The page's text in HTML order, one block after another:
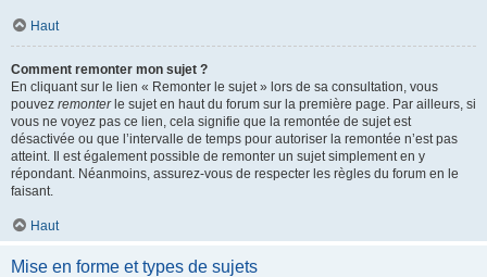
Haut
Comment remonter mon sujet ?
En cliquant sur le lien « Remonter le sujet » lors de sa consultation, vous
pouvez remonterle sujet en haut du forum sur la première page. Par ailleurs, si
vous ne voyez pas ce lien, cela signifie que la remontée de sujet est
désactivée ou que l’intervalle de temps pour autoriser la remontée n’est pas
atteint. Il est également possible de remonter un sujet simplement en y
répondant. Néanmoins, assurez-vous de respecter les règles du forum en le
faisant.
Haut
Mise en forme et types de sujets